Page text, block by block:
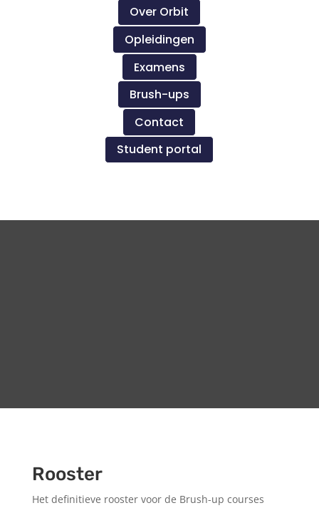
Over Orbit
Opleidingen
Examens
Brush-ups
Contact
Student portal
Rooster
Het definitieve rooster voor de Brush-up courses